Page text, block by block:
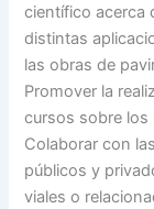
científico acerca
distintas
las obras de
Promover la
cursos sobre los
Colaborar con
públicos y
viales o